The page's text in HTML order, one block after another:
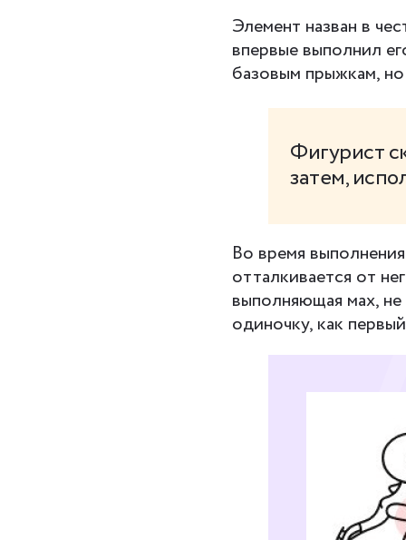
Элемент назван в
впервые выполнил
базовым прыжкам,
Фигурист
затем,
Во время
отталкивается от
выполняющая мах,
одиночку, как